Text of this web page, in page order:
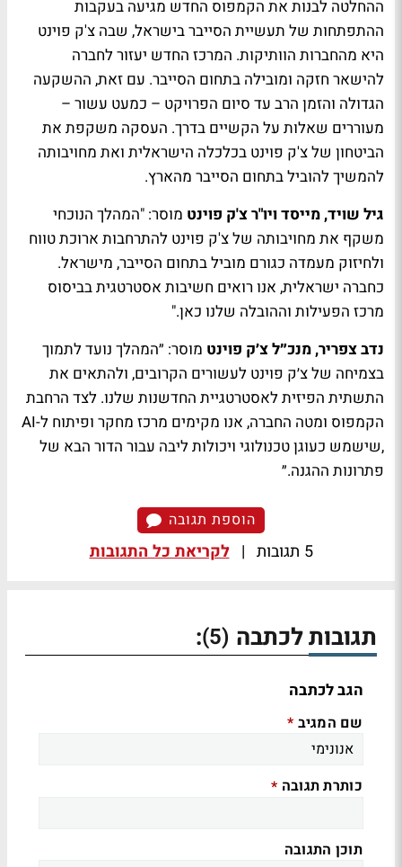
ההחלטה לבנות את הקמפוס החדש מגיעה בעקבות
ההתפתחות של תעשיית הסייבר בישראל, שבה צ'ק פוינט
היא מהחברות הוותיקות. המרכז החדש יעזור לחברה
להישאר חזקה ומובילה בתחום הסייבר. עם זאת, ההשקעה
הגדולה והזמן הרב עד סיום הפרויקט – כמעט עשור –
מעוררים שאלות על הקשיים בדרך. העסקה משקפת את
הביטחון של צ'ק פוינט בכלכלה הישראלית ואת מחויבותה
להמשיך להוביל בתחום הסייבר מהארץ.
גיל שויד, מייסד ויו"ר צ'ק פוינט מוסר: "המהלך הנוכחי
משקף את מחויבותה של צ'ק פוינט להתרחבות ארוכת טווח
ולחיזוק מעמדה כגורם מוביל בתחום הסייבר, מישראל.
כחברה ישראלית, אנו רואים חשיבות אסטרטגית בביסוס
מרכז הפעילות וההובלה שלנו כאן."
נדב צפריר, מנכ״ל צ׳ק פוינט מוסר: ״המהלך נועד לתמוך
בצמיחה של צ׳ק פוינט לעשורים הקרובים, ולהתאים את
התשתית הפיזית לאסטרטגיית החדשנות שלנו. לצד הרחבת
הקמפוס ומטה החברה, אנו מקימים מרכז מחקר ופיתוח ל-AI
,שישמש כעוגן טכנולוגי ויכולות ליבה עבור הדור הבא של
פתרונות ההגנה.״
הוספת תגובה
5 תגובות | לקריאת כל התגובות
תגובות לכתבה (5)
:
הגב לכתבה
שם המגיב *
כותרת תגובה *
תוכן התגובה